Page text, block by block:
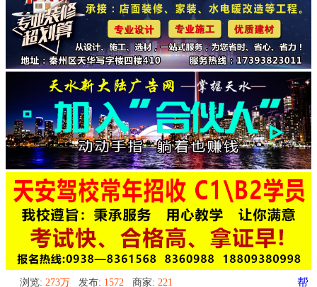
浏览: 273万 发布: 1572 商家: 221
帮